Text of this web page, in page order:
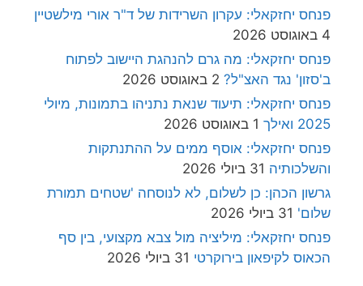
פנחס יחזקאלי: עקרון השרידות של ד"ר אורי מילשטיין
4 באוגוסט 2026
פנחס יחזקאלי: מה גרם להנהגת היישוב לפתוח
ב'סזון' נגד האצ"ל? 2 באוגוסט 2026
פנחס יחזקאלי: תיעוד שנאת נתניהו בתמונות, מיולי
2025 ואילך
1 באוגוסט 2026
פנחס יחזקאלי: אוסף ממים על ההתנתקות
והשלכותיה 31 ביולי 2026
גרשון הכהן: כן לשלום, לא לנוסחה 'שטחים תמורת
שלום' 31 ביולי 2026
פנחס יחזקאלי: מיליציה מול צבא מקצועי, בין סף
הכאוס לקיפאון בירוקרטי 31 ביולי 2026